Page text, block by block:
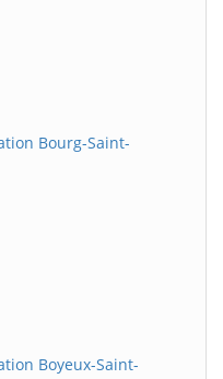
Bourg-Saint-
Boyeux-Saint-